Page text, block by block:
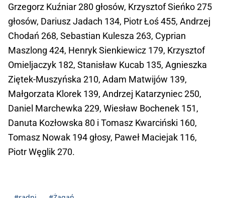
Grzegorz Kuźniar 280 głosów, Krzysztof Sieńko 275
głosów, Dariusz Jadach 134, Piotr Łoś 455, Andrzej
Chodań 268, Sebastian Kulesza 263, Cyprian
Maszlong 424, Henryk Sienkiewicz 179, Krzysztof
Omieljaczyk 182, Stanisław Kucab 135, Agnieszka
Ziętek-Muszyńska 210, Adam Matwijów 139,
Małgorzata Klorek 139, Andrzej Katarzyniec 250,
Daniel Marchewka 229, Wiesław Bochenek 151,
Danuta Kozłowska 80 i Tomasz Kwarciński 160,
Tomasz Nowak 194 głosy, Paweł Maciejak 116,
Piotr Węglik 270.